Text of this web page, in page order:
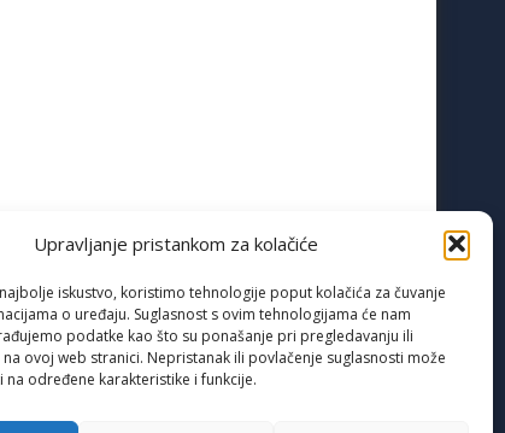
Upravljanje pristankom za kolačiće
iskustvo, koristimo tehnologije poput kolačića za čuvanje
o uređaju. Suglasnost s ovim tehnologijama će nam
podatke kao što su ponašanje pri pregledavanju ili
ovoj web stranici. Nepristanak ili povlačenje suglasnosti može
na određene karakteristike i funkcije.